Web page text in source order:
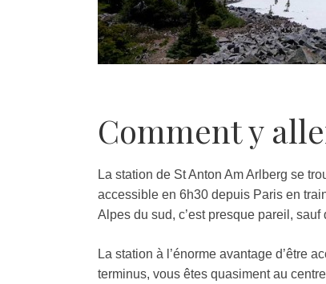
Comment y
La station de St Anton Am Arlberg se
accessible en 6h30 depuis Paris en
Alpes du sud, c’est presque pareil,
La station à l’énorme avantage d’être
terminus, vous êtes quasiment au